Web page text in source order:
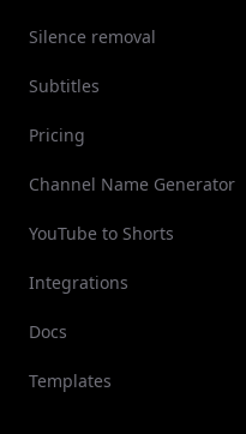
Silence removal
Subtitles
Pricing
Channel Name Generator
YouTube to Shorts
Integrations
Docs
Templates